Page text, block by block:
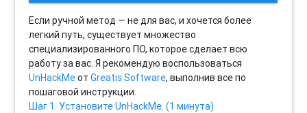
Если ручной метод — не для вас, и хочется более
легкий путь, существует множество
специализированного ПО, которое сделает всю
работу за вас. Я рекомендую воспользоваться
UnHackMeотGreatis Software, выполнив все по
пошаговой инструкции.
Шаг 1. Установите UnHackMe. (1 минута)